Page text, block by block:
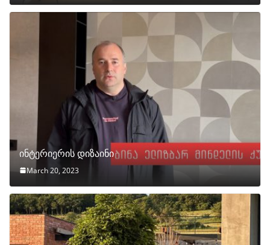
ინტერიერის დიზაინი
March 20, 2023